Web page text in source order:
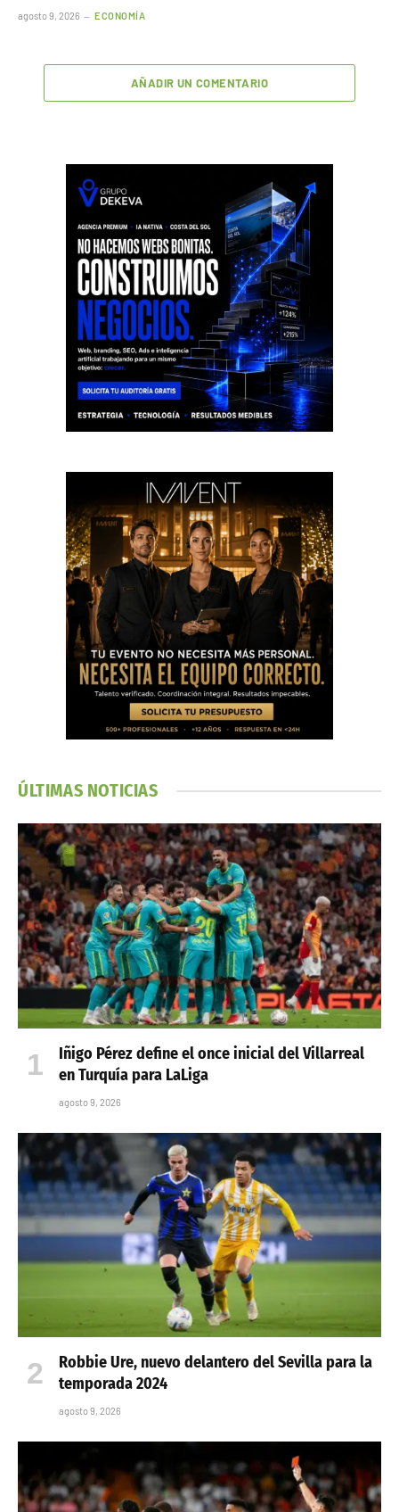
agosto 9, 2026 ECONOMÍA
AÑADIR UN COMENTARIO
ÚLTIMAS NOTICIAS
Iñigo Pérez define el once inicial del Villarreal
en Turquía para LaLiga
agosto 9, 2026
Robbie Ure, nuevo delantero del Sevilla para la
temporada 2024
agosto 9, 2026